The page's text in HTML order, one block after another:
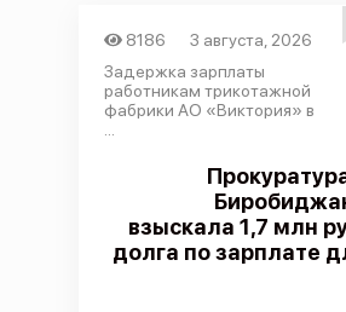
8186
3 августа, 2026
Задержка зарплаты
работникам трикотажной
фабрики АО «Виктория» в
взыскала 1,7 млн
долга по зарплате